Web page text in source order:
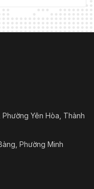
Yên Hòa, Thành
Phường Minh